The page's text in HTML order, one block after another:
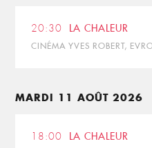
20:30 LA CHALEUR
CINÉMA YVES ROBERT,
MARDI 11 AOÛT 2026
18:00 LA CHALEUR